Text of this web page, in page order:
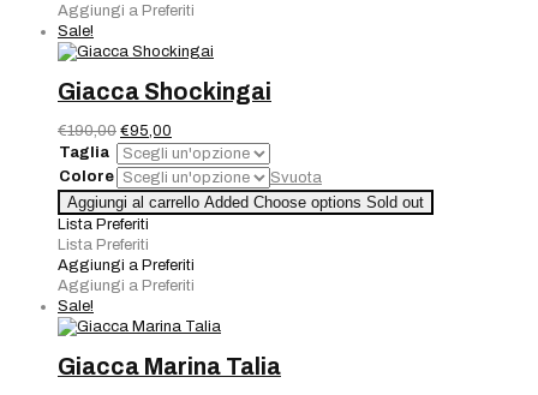
Aggiungi a Preferiti
Sale!
Giacca Shockingai
€190,00 Il
prezzo
originale
era:
€190,00.
€95,00
prezzo
attuale
è:
€95,00.
Taglia
Colore
Svuota
Giacca
Shockingai
quantità
Aggiungi al carrello Added Choose options Sold out
Lista Preferiti
Lista Preferiti
Aggiungi a Preferiti
Aggiungi a Preferiti
Sale!
Giacca Marina Talia